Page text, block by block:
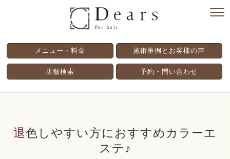
メニュー・料金 施術事例とお客様の声
店舗検索 予約・問い合わせ
退色しやすい方におすすめカラーエ
ステ♪